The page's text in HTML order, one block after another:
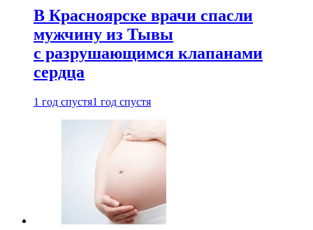
В Красноярске врачи спасли
мужчину из Тывы
с разрушающимся клапанами
сердца
1 год спустя1 год спустя